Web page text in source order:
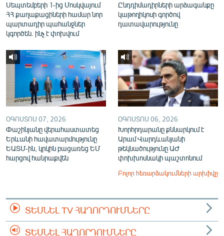
Սեպտեմբերի 1-ից Մոսկվայում
ՀՀ քաղաքացիների համար նոր
պարտադիր պահանջներ
կգործեն. ինչ է փոխվում
Ընդդիմադիրների արձագանքը
կաթողիկոսի գործով
դատավարությունը
ՕԳՈՍՏՈՍ 07, 2026
Փաշինյանը վերահաստատեց
Երևանի հավատարմությունը
ԵԱՏՄ-ին, կրկին բացառեց ԵՄ
հարցով հանրաքվեն
ՕԳՈՍՏՈՍ 06, 2026
Խորհրդարանը քննարկում է
Արամ Վարդևանյանի
թեկնածությունը ԱԺ
փոխխոսնակի պաշտոնում
Բոլոր հեռարձակումների արխիվը
ՏԵՍՆԵԼ TV ՀԱՂՈՐԴՈՒՄՆԵՐԸ
ՏԵՍՆԵԼ ՀԱՂՈՐԴՈՒՄՆԵՐԸ